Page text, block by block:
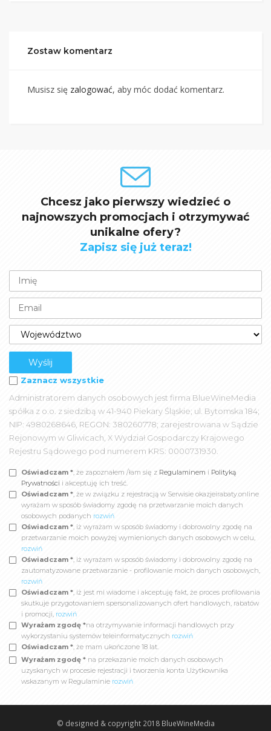
Zostaw komentarz
Musisz się zalogować, aby móc dodać komentarz.
Chcesz jako pierwszy wiedzieć o
najnowszych promocjach i otrzymywać
unikalne ofery?
Zapisz się już teraz!
Zaznacz wszystkie
Administratorem danych osobowych jest firma BlueWineMedia
spółka z o.o. z siedzibą w 41-940 Piekary Śląskie; ul. Bytomska 184;
NIP: 4980268646, REGON: 380260778; zarejestrowana w Sądzie
Rejonowym w Gliwicach, X Wydział Gospodarczy Krajowego
Rejestru Sądowego pod numerem KRS: 0000731930.
Oświadczam *, że zapoznałem /łam się z Regulaminem i Polityką
Prywatności i akceptuję ich treść.
Oświadczam *, że w związku z rejestracją w Serwisie okazjeirabaty.online
wyrażam w sposób świadomy zgodę na przetwarzanie moich danych
osobowych podanych rozwiń
Oświadczam *, iż wyrażam w sposób świadomy i dobrowolny zgodę na
przetwarzanie moich powyżej wymienionych danych osobowych w celu,
rozwiń
Oświadczam *, iż wyrażam w sposób świadomy i dobrowolny zgodę na
zautomatyzowane przetwarzanie - profilowanie moich danych osobowych,
rozwiń
Oświadczam *, iż jest mi wiadome i akceptuję fakt, że proces profilowania
skutkuje przygotowaniem spersonalizowanych ofert handlowych, rabatów
i promocji, rozwiń
Wyrażam zgodę *na otrzymywanie informacji handlowych przy
wykorzystaniu systemów teleinformatycznych rozwiń
Oświadczam *, że mam ukończone 18 lat.
Wyrażam zgodę * na przekazanie moich danych osobowych
uzyskanych w procesie rejestracji i tworzenia konta Użytkownika
wskazanym w Regulaminie rozwiń
© designed & copyright 2018 BlueWineMedia